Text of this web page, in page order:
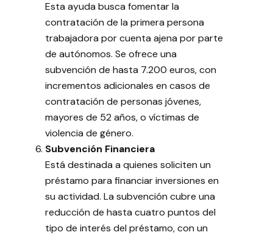
Esta ayuda busca fomentar la
contratación de la primera persona
trabajadora por cuenta ajena por parte
de autónomos. Se ofrece una
subvención de hasta 7.200 euros, con
incrementos adicionales en casos de
contratación de personas jóvenes,
mayores de 52 años, o víctimas de
violencia de género.
Subvención Financiera
Está destinada a quienes soliciten un
préstamo para financiar inversiones en
su actividad. La subvención cubre una
reducción de hasta cuatro puntos del
tipo de interés del préstamo, con un